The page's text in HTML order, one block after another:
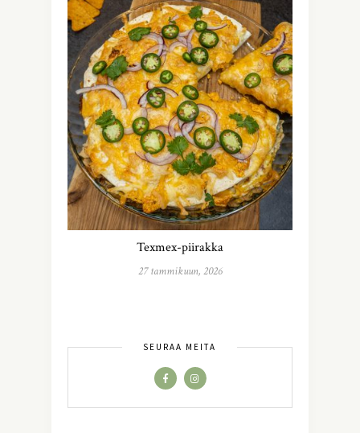
Texmex-piirakka
27 tammikuun, 2026
SEURAA MEITÄ